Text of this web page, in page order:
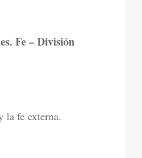
Fe – División
la fe externa.